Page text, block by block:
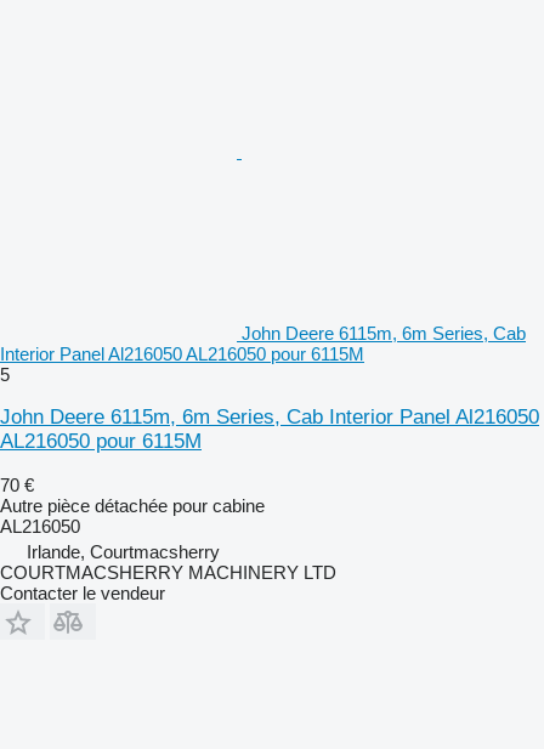
John Deere 6115m, 6m Series, Cab
Interior Panel Al216050 AL216050 pour 6115M
5
John Deere 6115m, 6m Series, Cab Interior Panel Al216050
AL216050 pour 6115M
70 €
Autre pièce détachée pour cabine
AL216050
Irlande, Courtmacsherry
COURTMACSHERRY MACHINERY LTD
Contacter le vendeur